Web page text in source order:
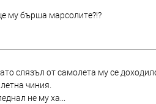
му бърша марсолите?!?
слязъл от самолета му се
чиния.
не му ха...